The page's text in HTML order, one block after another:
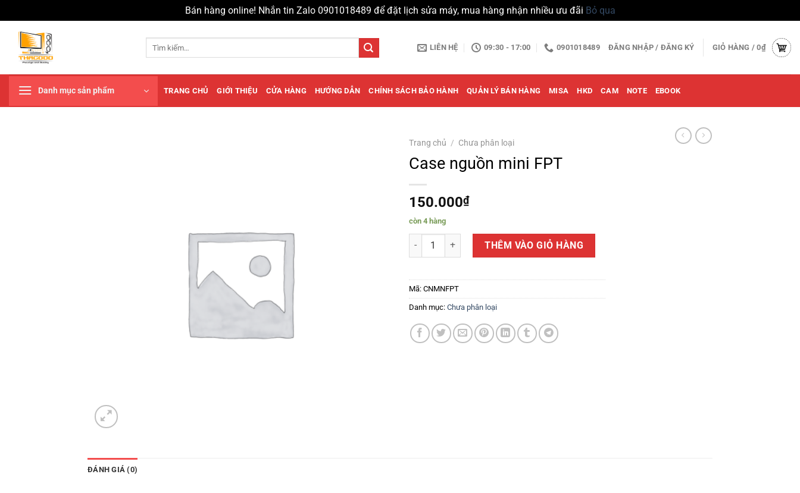
Bán hàng online! Nhắn tin Zalo 0901018489 để đặt lịch sửa máy, mua hàng nhận nhiều ưu đãi Bỏ qua
dung
Tìm
LIÊN HỆ 09:30 - 17:00 0901018489 ĐĂNG NHẬP / ĐĂNG KÝ GIỎ HÀNG /0₫
Danh mục sản phẩm TRANG CHỦ GIỚI THIỆU CỬA HÀNG HƯỚNG DẪN CHÍNH SÁCH BẢO HÀNH QUẢN LÝ BÁN HÀNG MISA HKD CAM NOTE EBOOK
Trang chủ / Chưa phân loại
Case nguồn mini FPT
150.000₫
còn 4 hàng
Case nguồn mini FPT số lượngTHÊM VÀO GIỎ HÀNG
Mã: CNMNFPT
Danh mục: Chưa phân loại
ĐÁNH GIÁ (0)